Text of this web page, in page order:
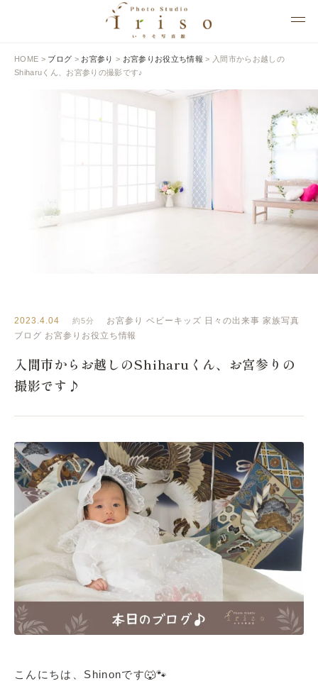
HOME > ブログ > お宮参り > お宮参りお役立ち情報 > 入間市からお越しの
Shiharuくん、お宮参りの撮影です♪
いりそ写真館ブログ
2023.4.04 約5分 お宮参り ベビーキッズ 日々の出来事 家族写真
ブログ お宮参りお役立ち情報
入間市からお越しのShiharuくん、お宮参りの
撮影です♪
こんにちは、Shinonです🐺🐾